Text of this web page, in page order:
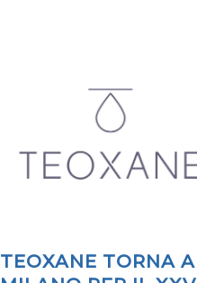
TEOXANE TORNA A